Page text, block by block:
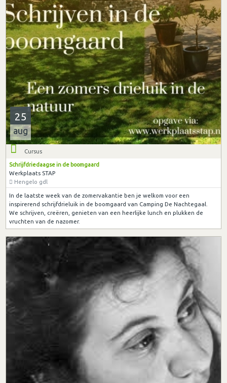
25
aug
Cursus
Schrijfdriedaagse in de boomgaard
Werkplaats STAP
Hengelo gdl
In de laatste week van de zomervakantie ben je welkom voor een
inspirerend schrijfdrieluik in de boomgaard van Camping De Nachtegaal.
We schrijven, creëren, genieten van een heerlijke lunch en plukken de
vruchten van de nazomer.